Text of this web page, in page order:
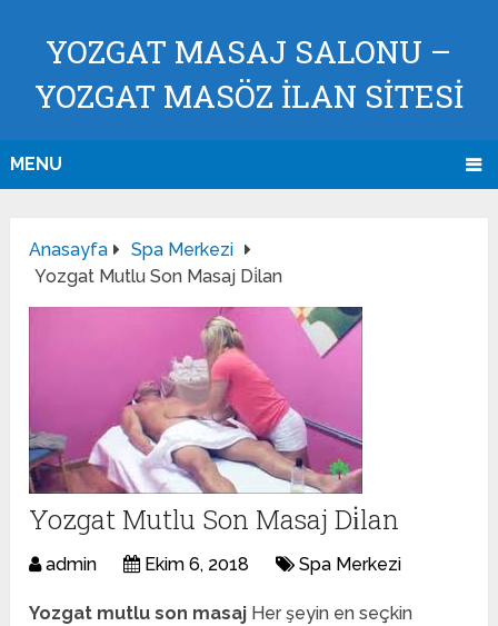
YOZGAT MASAJ SALONU –
YOZGAT MASÖZ İLAN SİTESİ
MENU
Anasayfa
Spa Merkezi
Yozgat Mutlu Son Masaj Di̇lan
Yozgat Mutlu Son Masaj Di̇lan
admin Ekim 6, 2018 Spa Merkezi
Yozgat mutlu son masaj Her şeyin en seçkin